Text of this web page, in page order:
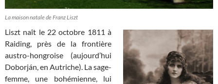
La maison natale de Franz Liszt
Liszt naît le 22 octobre 1811 à
Raiding, près de la frontière
austro-hongroise (aujourd’hui
Doborján, en Autriche). La sage-
femme, une bohémienne, lui